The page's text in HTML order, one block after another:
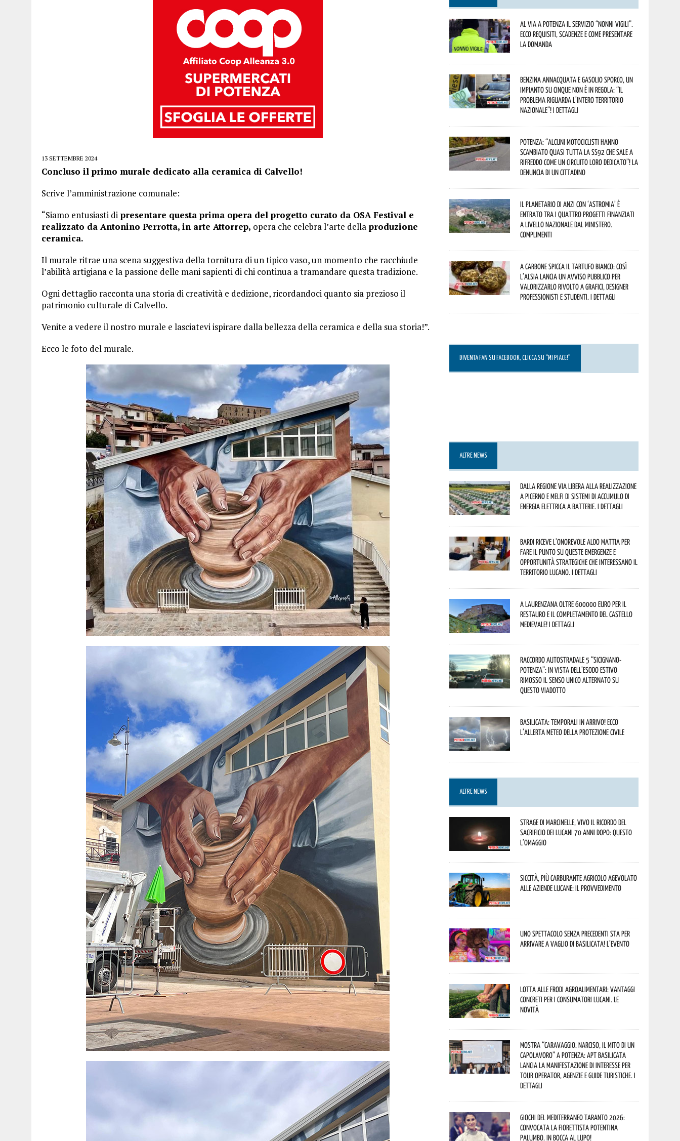
13 SETTEMBRE 2024
Concluso il primo murale dedicato alla ceramica di Calvello!
Scrive l’amministrazione comunale:
“Siamo entusiasti di presentare questa prima opera del progetto curato da OSA Festival e
realizzato da Antonino Perrotta, in arte Attorrep, opera che celebra l’arte della produzione
ceramica.
Il murale ritrae una scena suggestiva della tornitura di un tipico vaso, un momento che racchiude
l’abilità artigiana e la passione delle mani sapienti di chi continua a tramandare questa tradizione.
Ogni dettaglio racconta una storia di creatività e dedizione, ricordandoci quanto sia prezioso il
patrimonio culturale di Calvello.
Venite a vedere il nostro murale e lasciatevi ispirare dalla bellezza della ceramica e della sua storia!”.
Ecco le foto del murale.
Al via a Potenza il servizio “Nonni Vigili”.
Ecco requisiti, scadenze e come presentare
la domanda
Benzina annacquata e gasolio sporco, un
impianto su cinque non è in regola: “il
problema riguarda l’intero territorio
Nazionale”! I dettagli
Potenza: “alcuni motociclisti hanno
scambiato quasi tutta la SS92 che sale a
Rifreddo come un circuito loro dedicato”! La
denuncia di un cittadino
Il Planetario di Anzi con ‘Astromia’ è
entrato tra i quattro progetti finanziati
a livello nazionale dal Ministero.
Complimenti
A Carbone spicca il tartufo bianco: così
l’Alsia lancia un avviso pubblico per
valorizzarlo rivolto a grafici, designer
professionisti e studenti. I dettagli
DIVENTA FAN SU FACEBOOK, CLICCA SU “MI PIACE!”
ALTRE NEWS
Dalla Regione via libera alla realizzazione
a Picerno e Melfi di sistemi di accumulo di
energia elettrica a batterie. I dettagli
Bardi riceve l’onorevole Aldo Mattia per
fare il punto su queste emergenze e
opportunità strategiche che interessano il
territorio lucano. I dettagli
A Laurenzana oltre 600000 euro per il
restauro e il completamento del Castello
Medievale! I dettagli
Raccordo Autostradale 5 “Sicignano-
Potenza”: in vista dell’esodo estivo
rimosso il senso unico alternato su
questo viadotto
Basilicata: temporali in arrivo! Ecco
l’allerta meteo della Protezione civile
ALTRE NEWS
Strage di Marcinelle, vivo il ricordo del
sacrificio dei lucani 70 anni dopo: questo
l’omaggio
Siccità, più carburante agricolo agevolato
alle aziende lucane: il provvedimento
Uno spettacolo senza precedenti sta per
arrivare a Vaglio di Basilicata! L’evento
Lotta alle frodi agroalimentari: vantaggi
concreti per i consumatori lucani. Le
novità
Mostra “Caravaggio. Narciso, il mito di un
capolavoro” a Potenza: APT Basilicata
lancia la manifestazione di interesse per
Tour Operator, Agenzie e Guide Turistiche. I
dettagli
Giochi del Mediterraneo Taranto 2026:
convocata la fiorettista potentina
Palumbo. In bocca al lupo!